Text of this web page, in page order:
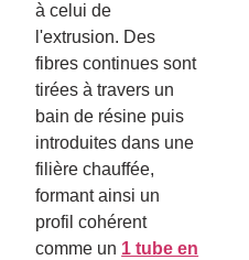
à celui de
l'extrusion. Des
fibres continues sont
tirées à travers un
bain de résine puis
introduites dans une
filière chauffée,
formant ainsi un
profil cohérent
comme un 1 tube en